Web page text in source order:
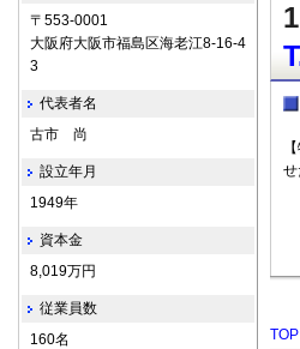
TOP
〒553-0001
大阪府大阪市福島区海老江8-16-4
3
代表者名
古市 尚
設立年月
1949年
資本金
8,019万円
従業員数
160名